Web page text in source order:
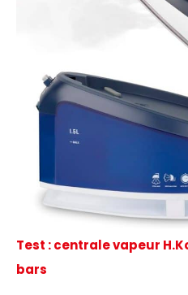
Test : centrale vapeur
bars